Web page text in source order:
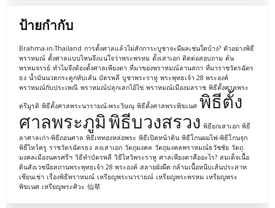
ป้ายกำกับ
Brahma-in-Thailand การตั้งศาลแล้วไม่สักการะบูชาจะมีผลเช่นใดบ้าง? ตัวอย่างพิธี
พราหมณ์ ตั้งศาลแบบไหนจึงแน่ใจว่าพระพรหม ตั้งเสาเอก ติดต่อสอบถาม ต้น
พรหมจรรย์ ทำไมจึงต้องตั้งศาลเพียงตา ที่มาของพราหมณ์ลานสกา ที่มาราชวัตรฉัตร
ธง น้ำมันนวดกระดูกทับเส้น บัตรพลี บูชาพระราหู พระพุทธเจ้า 28 พระองค์
พราหมณ์กับประเพณี พราหมณ์ปลุกเสกไอ้ไข่ พราหมณ์เมืองมลราช พิธีตั้งศาลพระ
ตรีมูรติ พิธีตั้งศาลพระนารายณ์-พระวิษณุ พิธีตั้งศาลพระพิฆเนศ พิธีตั้ง
ศาลพระภูมิพิธีบวงสรวง พิธียกเสาเอก พิธี
ลาศาลเก่า-พิธีถอนศาล พิธีเททองหล่อพระ พิธีเปิดหน้าดิน พิธีโกนผมไฟ-พิธีโกนจุก
พิธีไหว้ครู ราชวัตรฉัตรธง ลงเสาเอก วัตถุมงคล วัตถุมงคลพราหมณ์ธวัชชัย วัตถุ
มงคลเมืองนครศรีฯ วิธีทำบัตรพลี วิธีไหว้พระราหู ศาลเพียงตาคืออะไร? สมเด็จเนื้อ
ดินสังเวชนียสถานพระพุทธเจ้า 28 พระองค์ สลายผังผืด กล้ามเนื้อหนีบเส้นประสาท
เซียนเช่า เรื่องพิธีพราหมณ์ เหรียญพระนารายณ์ เหรียญพระพรหม เหรียญพระ
พิฆเนศ เหรียญพระศิวะ 仙草